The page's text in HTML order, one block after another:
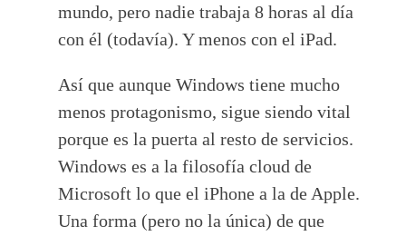
mundo, pero nadie trabaja 8 horas al día
con él (todavía). Y menos con el iPad.
Así que aunque Windows tiene mucho
menos protagonismo, sigue siendo vital
porque es la puerta al resto de servicios.
Windows es a la filosofía cloud de
Microsoft lo que el iPhone a la de Apple.
Una forma (pero no la única) de que